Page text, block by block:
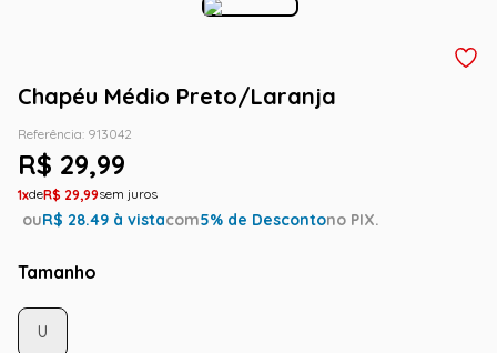
Chapéu Médio Preto/Laranja
Referência: 913042
R$ 29,99
1 R$ 29,99
ouR$ 28.49 à vistacom5% de Descontono PIX.
Tamanho
U